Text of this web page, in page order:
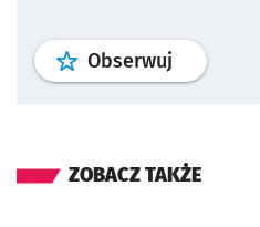
Obserwuj profil
ZOBACZ TAKŻE